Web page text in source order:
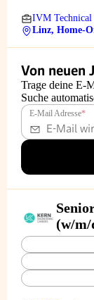
IVM Technical
Linz, Home-
Von neuen
Trage deine E-
Suche
E-Mail Adresse*
(w/m/